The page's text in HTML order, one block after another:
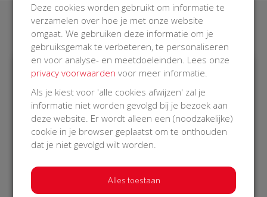
Laatste donaties
€ 1.052
Philips
14 Nov 2018
10:02 uur
Deze cookies worden gebruikt om informatie te
verzamelen over hoe je met onze website
omgaat. We gebruiken deze informatie om je
gebruiksgemak te verbeteren, te personaliseren
en voor analyse- en meetdoeleinden. Lees onze
privacy voorwaarden voor meer informatie.
Als je kiest voor 'alle cookies afwijzen' zal je
informatie niet worden gevolgd bij je bezoek aan
deze website. Er wordt alleen een (noodzakelijke)
cookie in je browser geplaatst om te onthouden
dat je niet gevolgd wilt worden.
Alles toestaan